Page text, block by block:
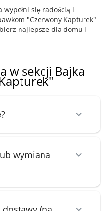
się radością i
"Czerwony Kapturek"
najlepsze dla domu i
w sekcji Bajka
wymiana